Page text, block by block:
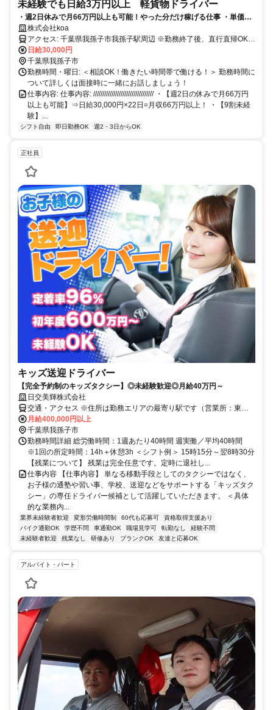
未経験でも日給3万円以上 軽貨物ドライバー
・週2日休みで月66万円以上も可能！やった分だけ稼げる仕事 ・単価
180円×180個＝日給32,400円！月収80万円超えも目指せる ・未経験歓
迎／週払いOK／直行直帰OK
株式会社koa
アクセス: 千葉県我孫子市我孫子駅周辺 ※勤務終了後、直行直帰OK！
※車がない方向けにリース制度あり（休日は自家用車として使用
OK！）
日給30,000円
千葉県我孫子市
勤務時間・曜日: ＜相談OK！働きたい時間帯で働ける！＞ 勤務時間に
ついて詳しくは面接時に一緒にお話しましょう！
仕事内容: 仕事内容: ///////////////////////////////// ・【週2日の休みで月66万円
以上も可能】⇒日給30,000円×22日=月収66万円以上！ ・【9割未経
験】...
シフト自由 即日勤務OK 週2・3日からOK
正社員
キッズ送迎ドライバー
【完全予約制のキッズタクシー】◎未経験歓迎◎月給40万円～
日交美輝株式会社
交通・アクセス ※住所は勤務エリアの最寄り駅です（営業所：東京
都足立区中川5-16-10）
月給400,000円以上
千葉県我孫子市
勤務時間詳細 総労働時間：1週あたり40時間 週実働／平均40時間
※1回の所定時間：14h＋休憩3h ＜シフト例＞ 15時15分～翌8時30分
【残業について】 残業は完全任意です。定時に退社し...
仕事内容 【仕事内容】 単なる移動手段としてのタクシーではなく、
お子様の通塾や習い事、学校、送迎などをサポートする「キッズタク
シー」の専任ドライバー候補として活躍していただきます。 ＜具体
的な業務内...
業界未経験者歓迎 変形労働時間制 60代も応募可
資格取得支援あり
バイク通勤OK
学歴不問 車通勤OK 職場見学可 転勤なし
経験不問
未経験者歓迎
残業なし 研修あり ブランクOK 友達と応募OK
アルバイト・パート